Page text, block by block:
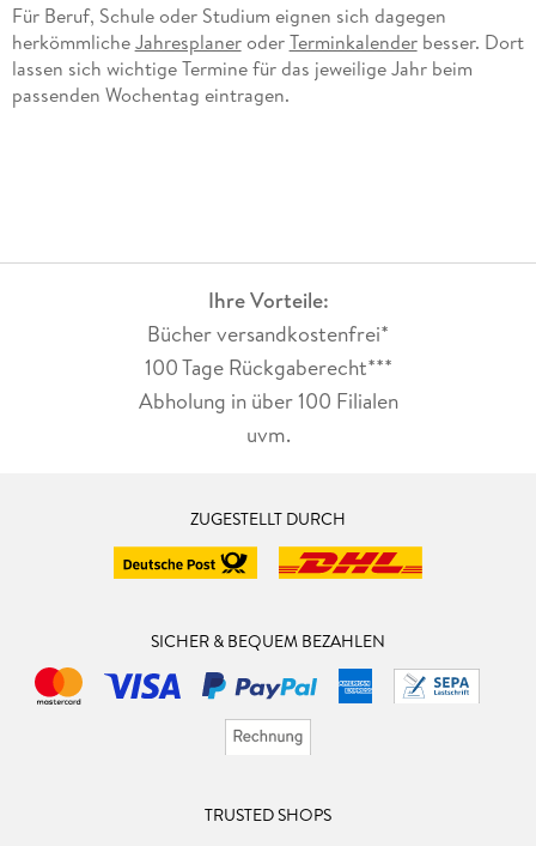
Für Beruf, Schule oder Studium eignen sich dagegen
herkömmlicheJahresplaneroderTerminkalenderbesser. Dort
lassen sich wichtige Termine für das jeweilige Jahr beim
passenden Wochentag eintragen.
Ihre Vorteile:
Bücher versandkostenfrei*
100 Tage Rückgaberecht***
Abholung in über 100 Filialen
uvm.
ZUGESTELLT DURCH
SICHER & BEQUEM BEZAHLEN
TRUSTED SHOPS